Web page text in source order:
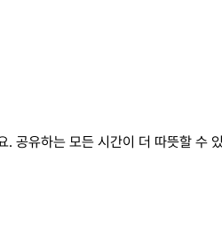
. 공유하는 모든 시간이 더 따뜻할 수